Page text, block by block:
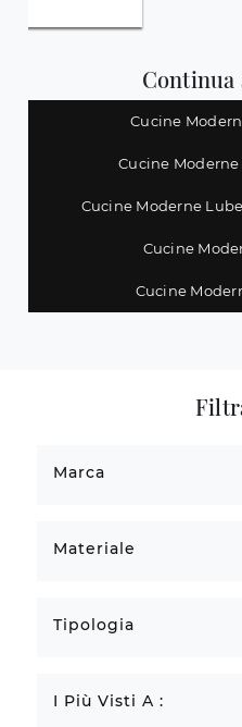
Continua
Cucine
Cucine
Cucine Moderne
Cucine
Cucine
Marca
Materiale
Tipologia
I Più Visti A :